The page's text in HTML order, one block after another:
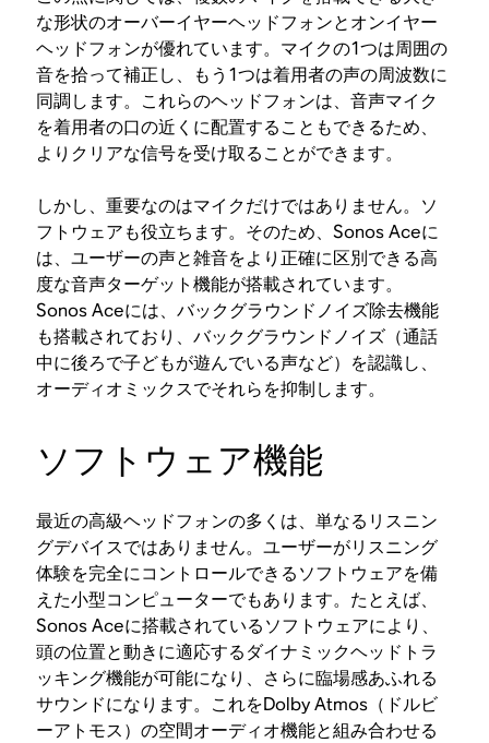
な形状のオーバーイヤーヘッドフォンとオンイヤー
ヘッドフォンが優れています。マイクの1つは周囲の
音を拾って補正し、もう1つは着用者の声の周波数に
同調します。これらのヘッドフォンは、音声マイク
を着用者の口の近くに配置することもできるため、
よりクリアな信号を受け取ることができます。
しかし、重要なのはマイクだけではありません。ソ
フトウェアも役立ちます。そのため、Sonos Aceに
は、ユーザーの声と雑音をより正確に区別できる高
度な音声ターゲット機能が搭載されています。
Sonos Aceには、バックグラウンドノイズ除去機能
も搭載されており、バックグラウンドノイズ（通話
中に後ろで子どもが遊んでいる声など）を認識し、
オーディオミックスでそれらを抑制します。
ソフトウェア機能
最近の高級ヘッドフォンの多くは、単なるリスニン
グデバイスではありません。ユーザーがリスニング
体験を完全にコントロールできるソフトウェアを備
えた小型コンピューターでもあります。たとえば、
Sonos Aceに搭載されているソフトウェアにより、
頭の位置と動きに適応するダイナミックヘッドトラ
ッキング機能が可能になり、さらに臨場感あふれる
サウンドになります。これをDolby Atmos（ドルビ
ーアトモス）の空間オーディオ機能と組み合わせる